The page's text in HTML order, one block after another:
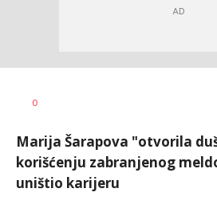
AUTOR
0
Marija Šarapova "otvorila
korišćenju zabranjenog
uništio karijeru